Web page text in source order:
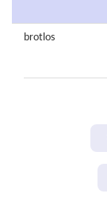
brotlos